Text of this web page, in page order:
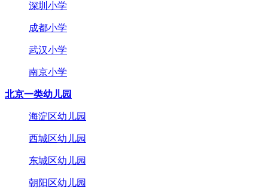
深圳小学
成都小学
武汉小学
南京小学
北京一类幼儿园
海淀区幼儿园
西城区幼儿园
东城区幼儿园
朝阳区幼儿园